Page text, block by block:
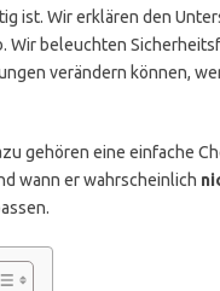
ist. Wir erklären den
Wir beleuchten
verändern können,
gehören eine einfache
wann er wahrscheinlich